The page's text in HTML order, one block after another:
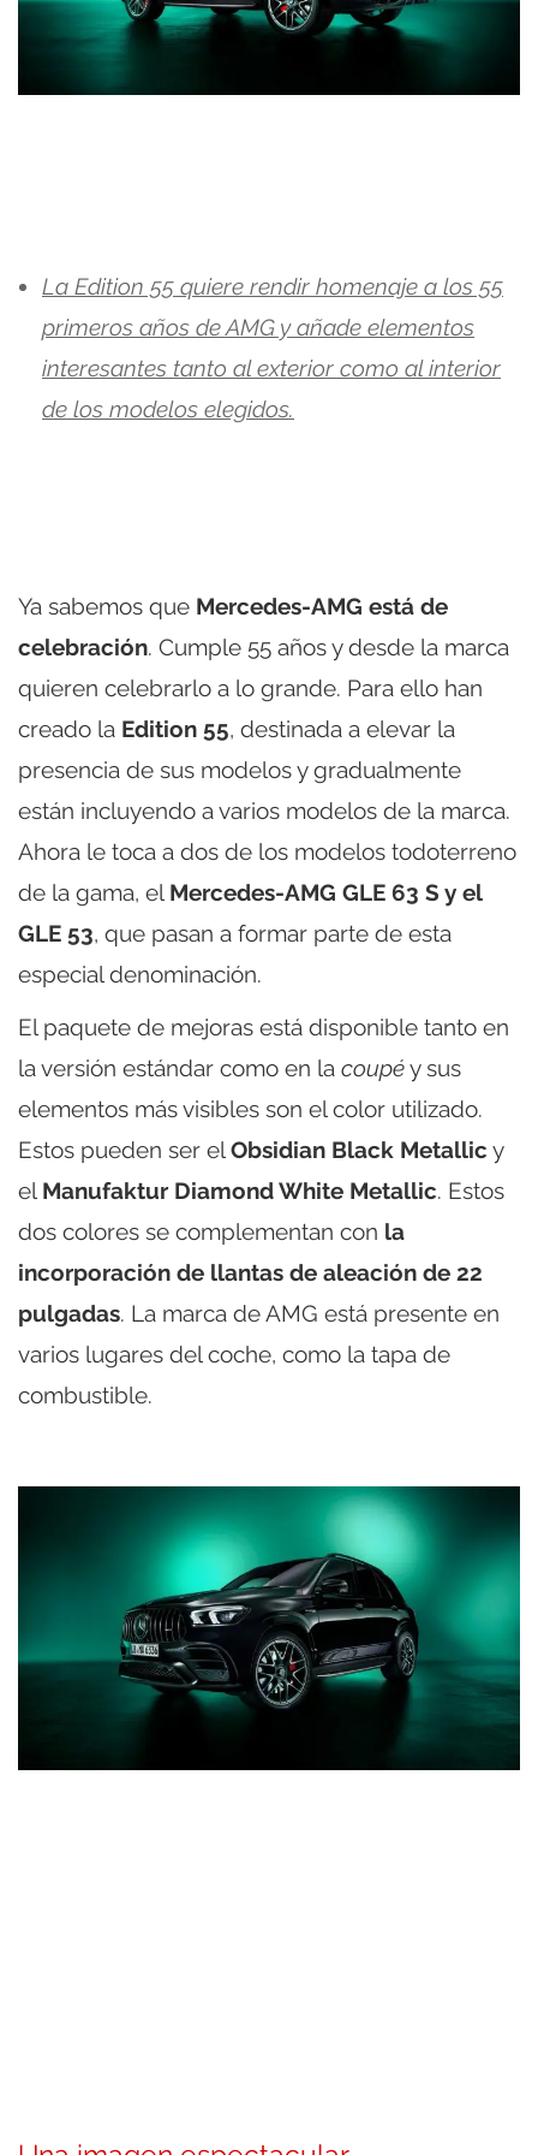
La Edition 55 quiere rendir homenaje a los 55
primeros años de AMG y añade elementos
interesantes tanto al exterior como al interior
de los modelos elegidos.
Ya sabemos que Mercedes-AMG está de
celebración. Cumple 55 años y desde la marca
quieren celebrarlo a lo grande. Para ello han
creado la Edition 55, destinada a elevar la
presencia de sus modelos y gradualmente
están incluyendo a varios modelos de la marca.
Ahora le toca a dos de los modelos todoterreno
de la gama, el Mercedes-AMG GLE 63 S y el
GLE 53, que pasan a formar parte de esta
especial denominación.
El paquete de mejoras está disponible tanto en
la versión estándar como en la coupéy sus
elementos más visibles son el color utilizado.
Estos pueden ser elObsidian Black Metallic y
el Manufaktur Diamond White Metallic. Estos
dos colores se complementan con la
incorporación de llantas de aleación de 22
pulgadas. La marca de AMG está presente en
varios lugares del coche, como la tapa de
combustible.